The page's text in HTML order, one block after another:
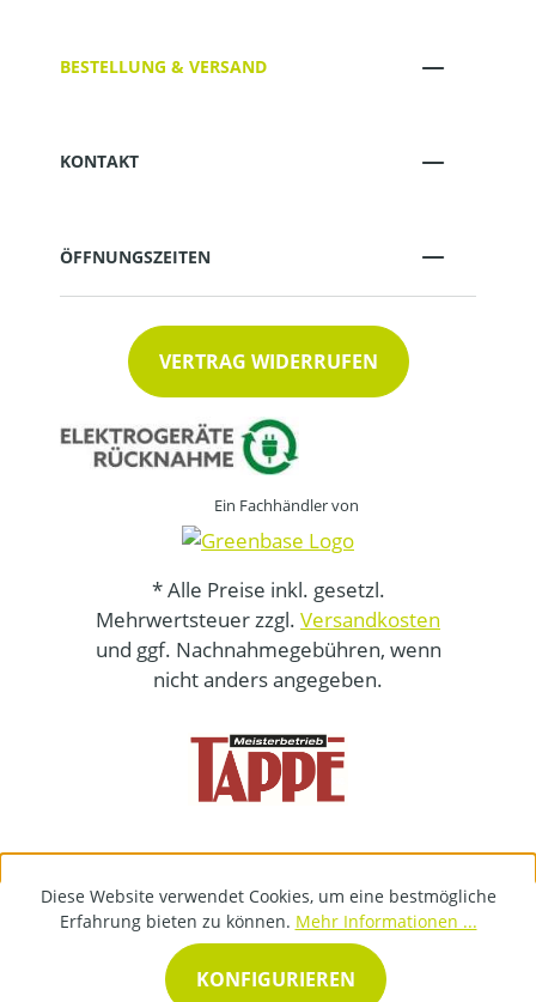
BESTELLUNG & VERSAND
KONTAKT
ÖFFNUNGSZEITEN
VERTRAG WIDERRUFEN
Ein Fachhändler von
* Alle Preise inkl. gesetzl.
Mehrwertsteuer zzgl. Versandkosten
und ggf. Nachnahmegebühren, wenn
nicht anders angegeben.
Diese Website verwendet Cookies, um eine bestmögliche
Erfahrung bieten zu können. Mehr Informationen ...
KONFIGURIEREN